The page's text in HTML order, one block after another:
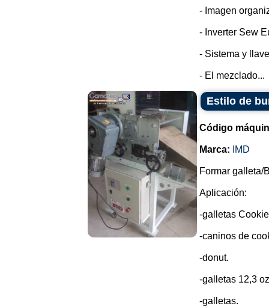
- Imagen
- Inverter Sew
- Sistema y
- El mezclado...
Estilo de
Código
Marca: IMD
Formar galleta/
Aplicación:
-galletas
-caninos de
-donut.
-galletas 12,3
-galletas.